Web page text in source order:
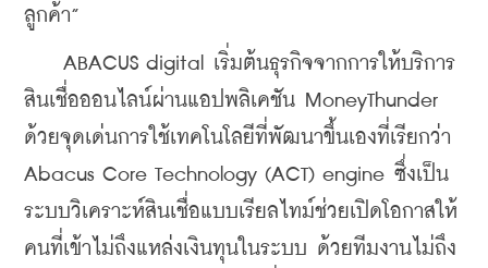
ลูกค้า”
ABACUS digital เริ่มต้นธุรกิจจากการให้บริการ
สินเชื่อออนไลน์ผ่านแอปพลิเคชัน MoneyThunder
ด้วยจุดเด่นการใช้เทคโนโลยีที่พัฒนาขึ้นเองที่เรียกว่า
Abacus Core Technology (ACT) engine ซึ่งเป็น
ระบบวิเคราะห์สินเชื่อแบบเรียลไทม์ช่วยเปิดโอกาสให้
คนที่เข้าไม่ถึงแหล่งเงินทุนในระบบ ด้วยทีมงานไม่ถึง